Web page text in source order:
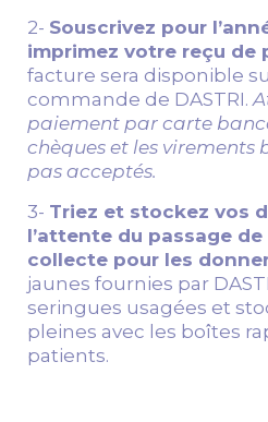
2- Souscrivez pour
imprimez votre reçu de
facture sera disponible
commande de DASTRI.
paiement par carte
chèques et les virements
pas acceptés.
3- Triez et stockez vos
l’attente du passage de
collecte pour les
jaunes fournies par
seringues usagées et
pleines avec les boîtes
patients.